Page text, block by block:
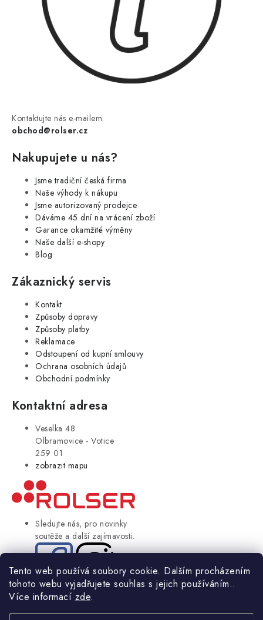
Tento web používá soubory cookie. Dalším procházením
tohoto webu vyjadřujete souhlas s jejich používáním..
Více informací zde.
Kontaktujte nás e-mailem:
obchod@rolser.cz
Nakupujete u nás?
Jsme tradiční česká firma
Naše výhody k nákupu
Jsme autorizovaný prodejce
Dáváme 45 dní na vrácení zboží
Garance okamžité výměny
Naše další e-shopy
Blog
Zákaznický servis
Kontakt
Způsoby dopravy
Způsoby platby
Reklamace
Odstoupení od kupní smlouvy
Ochrana osobních údajů
Obchodní podmínky
Kontaktní adresa
Veselka 48
Olbramovice - Votice
259 01
zobrazit mapu
Sledujte nás, pro novinky
soutěže a další zajímavosti.
© Copyright 2004-2024 Rolser.cz | webdesign